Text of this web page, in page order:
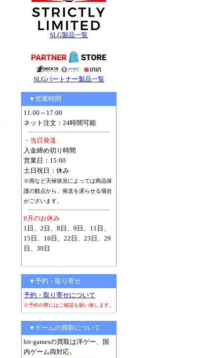
SLG製品一覧
SLGパートナー製品一覧
▼営業時間
11:00～17:00
ネット注文：24時間可能
・当日発送
入金締め切り時間
営業日：15:00
土日祝日：休み
※雨など天候状況によっては商品保
護の観点から、発送を遅らせる場合
がございます。
8月のお休み
1日、2日、8日、9日、11日、
15日、16日、22日、23日、29
日、30日
▼予約・取り寄せ
予約・取り寄せについて
※予約の際にはご確認を願い致します。
▼ゲームの買取について
bit-gamesの買取は洋ゲー、国
内ゲーム両対応。